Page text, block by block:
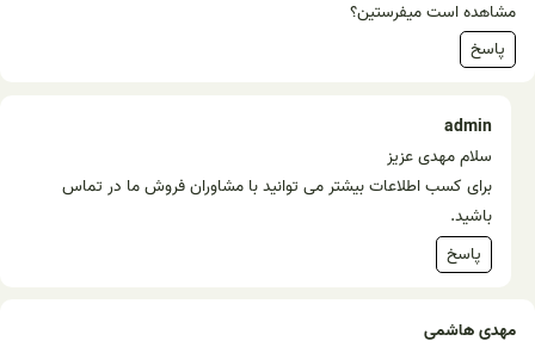
مشاهده است میفرستین؟
پاسخ
admin
سلام مهدی عزیز
برای کسب اطلاعات بیشتر می توانید با مشاوران فروش ما در تماس
باشید.
پاسخ
مهدی هاشمی